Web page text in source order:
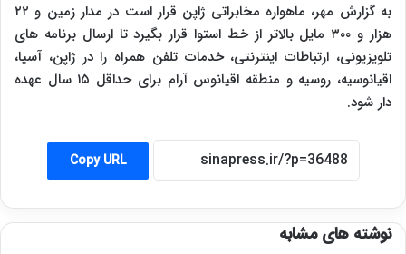
به گزارش مهر، ماهواره مخابراتی ژاپن قرار است در مدار زمین و ۲۲
هزار و ۳۰۰ مایل بالاتر از خط استوا قرار بگیرد تا ارسال برنامه های
تلویزیونی، ارتباطات اینترنتی، خدمات تلفن همراه را در ژاپن، آسیا،
اقیانوسیه، روسیه و منطقه اقیانوس آرام برای حداقل ۱۵ سال عهده
دار شود.
Copy URL
نوشته های مشابه